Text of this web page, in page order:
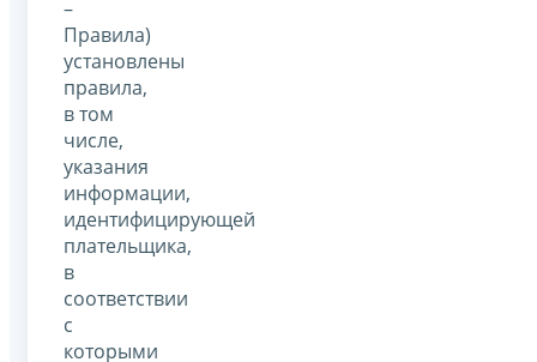
–
Правила)
установлены
правила,
в том
числе,
указания
информации,
идентифицирующей
плательщика,
в
соответствии
с
которыми